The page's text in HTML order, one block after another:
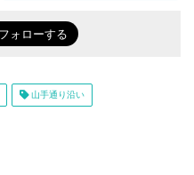
山手通り沿い